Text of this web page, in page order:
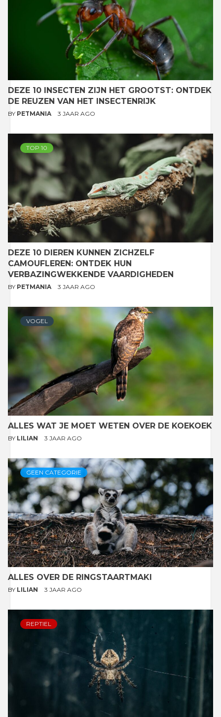
DEZE 10 INSECTEN ZIJN HET GROOTST: ONTDEK
DE REUZEN VAN HET INSECTENRIJK
BY PETMANIA 3 JAAR AGO
TOP 10
DEZE 10 DIEREN KUNNEN ZICHZELF
CAMOUFLEREN: ONTDEK HUN
VERBAZINGWEKKENDE VAARDIGHEDEN
BY PETMANIA 3 JAAR AGO
VOGEL
ALLES WAT JE MOET WETEN OVER DE KOEKOEK
BY LILIAN 3 JAAR AGO
GEEN CATEGORIE
ALLES OVER DE RINGSTAARTMAKI
BY LILIAN 3 JAAR AGO
REPTIEL